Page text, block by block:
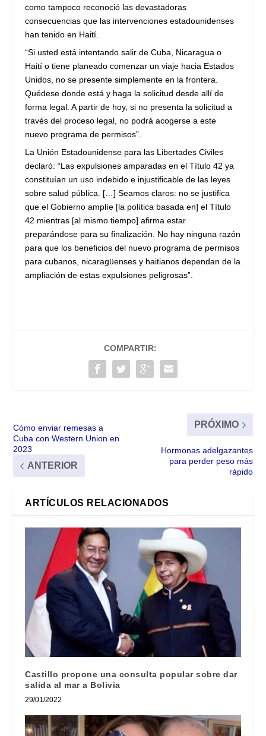
como tampoco reconoció las devastadoras
consecuencias que las intervenciones estadounidenses
han tenido en Haití.
“Si usted está intentando salir de Cuba, Nicaragua o
Haití o tiene planeado comenzar un viaje hacia Estados
Unidos, no se presente simplemente en la frontera.
Quédese donde está y haga la solicitud desde allí de
forma legal. A partir de hoy, si no presenta la solicitud a
través del proceso legal, no podrá acogerse a este
nuevo programa de permisos”.
La Unión Estadounidense para las Libertades Civiles
declaró: “Las expulsiones amparadas en el Título 42 ya
constituían un uso indebido e injustificable de las leyes
sobre salud pública. […] Seamos claros: no se justifica
que el Gobierno amplíe [la política basada en] el Título
42 mientras [al mismo tiempo] afirma estar
preparándose para su finalización. No hay ninguna razón
para que los beneficios del nuevo programa de permisos
para cubanos, nicaragüenses y haitianos dependan de la
ampliación de estas expulsiones peligrosas”.
COMPARTIR:
Cómo enviar remesas a
Cuba con Western Union en
2023
ANTERIOR
PRÓXIMO
Hormonas adelgazantes
para perder peso más
rápido
ARTÍCULOS RELACIONADOS
Castillo propone una consulta popular sobre dar
salida al mar a Bolivia
29/01/2022